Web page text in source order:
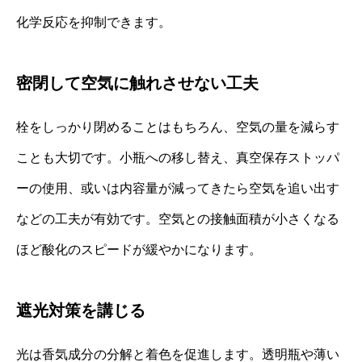
化学反応を抑制できます。
密閉して空気に触れさせない工夫
栓をしっかり閉めることはもちろん、空気の量を減らす
ことも大切です。小瓶への移し替え、真空保存ストッパ
ーの使用、或いは内容量が減ってきたら空気を追い出す
などの工夫が有効です。空気との接触面積が小さくなる
ほど酸化のスピードが緩やかになります。
遮光対策を講じる
光は香気成分の分解と着色を促進します。透明瓶や薄い